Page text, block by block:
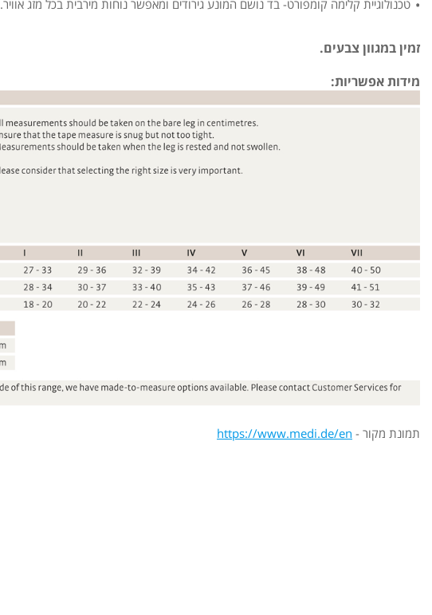
טכנולוגיית קלימה קומפורט- בד נושם המונע גירודים ומאפשר נוחות מירבית בכל מזג אוויר.
זמין במגוון צבעים.
מידות אפשריות:
תמונת מקור - https://www.medi.de/en